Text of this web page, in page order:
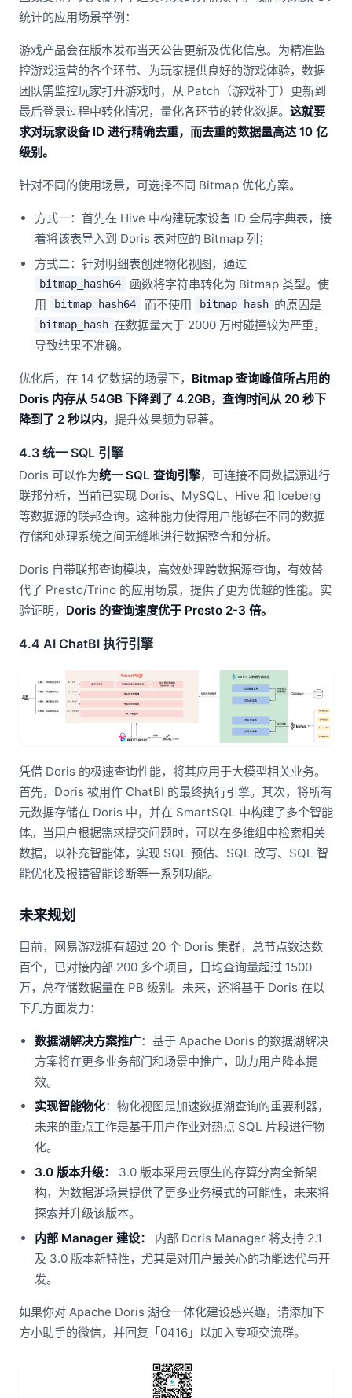
统计的应用场景举例：
游戏产品会在版本发布当天公告更新及优化信息。为精准监
控游戏运营的各个环节、为玩家提供良好的游戏体验，数据
团队需监控玩家打开游戏时，从 Patch（游戏补丁）更新到
最后登录过程中转化情况，量化各环节的转化数据。 这就要
求对玩家设备 ID 进行精确去重，而去重的数据量高达 10 亿
级别。
针对不同的使用场景，可选择不同 Bitmap 优化方案。
方式一：首先在 Hive 中构建玩家设备 ID 全局字典表，接
着将该表导入到 Doris 表对应的 Bitmap 列；
方式二：针对明细表创建物化视图，通过
bitmap_hash64
函数将字符串转化为 Bitmap 类型。使
用
bitmap_hash64 而不使用 bitmap_hash 的原因是
bitmap_hash 在数据量大于 2000 万时碰撞较为严重，
导致结果不准确。
优化后，在 14 亿数据的场景下， Bitmap 查询峰值所占用的
Doris 内存从 54GB 下降到了 4.2GB，查询时间从 20 秒下
降到了 2 秒以内，提升效果颇为显著。
4.3 统一 SQL 引擎
Doris 可以作为统一 SQL 查询引擎，可连接不同数据源进行
联邦分析，当前已实现 Doris、MySQL、Hive 和 Iceberg
等数据源的联邦查询。这种能力使得用户能够在不同的数据
存储和处理系统之间无缝地进行数据整合和分析。
Doris 自带联邦查询模块，高效处理跨数据源查询，有效替
代了 Presto/Trino 的应用场景，提供了更为优越的性能。实
验证明， Doris 的查询速度优于 Presto 2-3 倍。
4.4 AI ChatBI 执行引擎
凭借 Doris 的极速查询性能，将其应用于大模型相关业务。
首先，Doris 被用作 ChatBI 的最终执行引擎。其次，将所有
元数据存储在 Doris 中，并在 SmartSQL 中构建了多个智能
体。当用户根据需求提交问题时，可以在多维组中检索相关
数据，以补充智能体，实现 SQL 预估、SQL 改写、SQL 智
能优化及报错智能诊断等一系列功能。
未来规划
目前，网易游戏拥有超过 20 个 Doris 集群，总节点数达数
百个，已对接内部 200 多个项目，日均查询量超过 1500
万，总存储数据量在 PB 级别。未来，还将基于 Doris 在以
下几方面发力：
数据湖解决方案推广：基于 Apache Doris 的数据湖解决
方案将在更多业务部门和场景中推广，助力用户降本提
效。
实现智能物化：物化视图是加速数据湖查询的重要利器，
未来的重点工作是基于用户作业对热点 SQL 片段进行物
化。
3.0 版本升级：
3.0 版本采用云原生的存算分离全新架
构，为数据湖场景提供了更多业务模式的可能性，未来将
探索并升级该版本。
内部 Manager 建设：
内部 Doris Manager 将支持 2.1
及 3.0 版本新特性，尤其是对用户最关心的功能迭代与开
发。
如果你对 Apache Doris 湖仓一体化建设感兴趣，请添加下
方小助手的微信，并回复「0416」以加入专项交流群。